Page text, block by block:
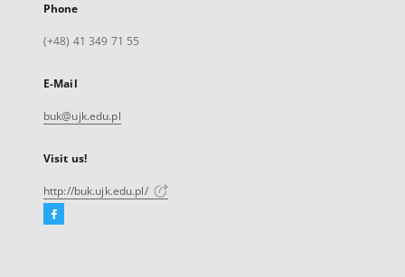
Phone
(+48) 41 349 71 55
E-Mail
buk@ujk.edu.pl
Visit us!
http://buk.ujk.edu.pl/
Facebook